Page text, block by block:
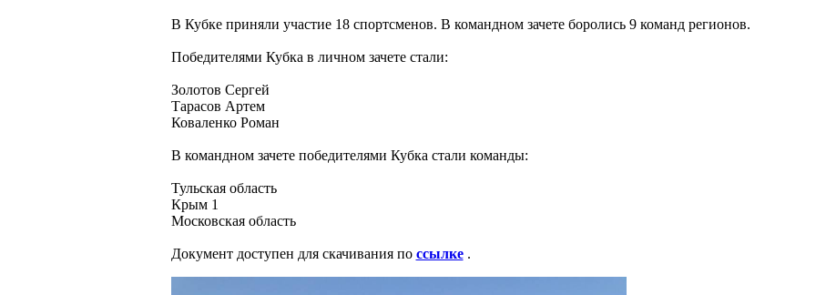
В Кубке приняли участие 18 спортсменов. В командном зачете боролись 9 команд регионов.
Победителями Кубка в личном зачете стали:
Золотов Сергей
Тарасов Артем
Коваленко Роман
В командном зачете победителями Кубка стали команды:
Тульская область
Крым 1
Московская область
Документ доступен для скачивания по ссылке .